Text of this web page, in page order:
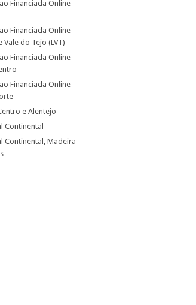
Financiada Online –
Financiada Online –
Vale do Tejo (LVT)
Financiada Online
Financiada Online
e Alentejo
Continental
Continental, Madeira